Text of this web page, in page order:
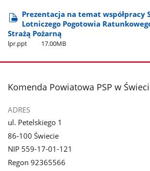
Prezentacja na temat współpracy
Lotniczego Pogotowia
Strażą Pożarną
lpr.ppt 17.00MB
stopka
Komenda Powiatowa PSP w
ADRES
ul. Petelskiego 1
86-100 Świecie
NIP 559-17-01-121
Regon 92365566